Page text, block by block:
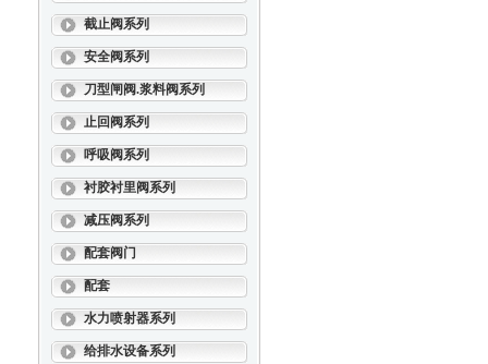
截止阀系列
安全阀系列
刀型闸阀.浆料阀系列
止回阀系列
呼吸阀系列
衬胶衬里阀系列
减压阀系列
配套阀门
配套
水力喷射器系列
给排水设备系列